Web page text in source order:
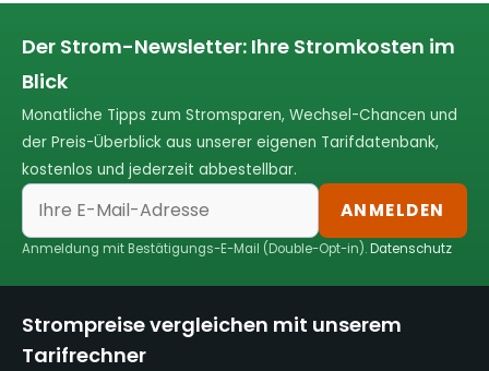
Der Strom-Newsletter: Ihre Stromkosten im
Blick
Monatliche Tipps zum Stromsparen, Wechsel-Chancen und
der Preis-Überblick aus unserer eigenen Tarifdatenbank,
kostenlos und jederzeit abbestellbar.
ANMELDEN
Anmeldung mit Bestätigungs-E-Mail (Double-Opt-in).Datenschutz
Strompreise vergleichen mit unserem
Tarifrechner